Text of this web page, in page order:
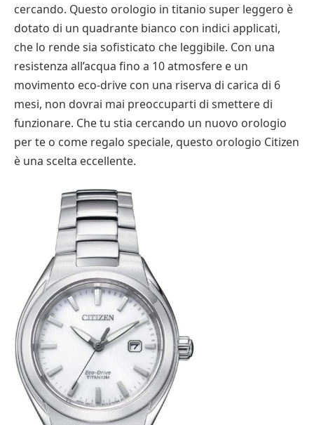
cercando. Questo orologio in titanio super leggero è
dotato di un quadrante bianco con indici applicati,
che lo rende sia sofisticato che leggibile. Con una
resistenza all’acqua fino a 10 atmosfere e un
movimento eco-drive con una riserva di carica di 6
mesi, non dovrai mai preoccuparti di smettere di
funzionare. Che tu stia cercando un nuovo orologio
per te o come regalo speciale, questo orologio Citizen
è una scelta eccellente.